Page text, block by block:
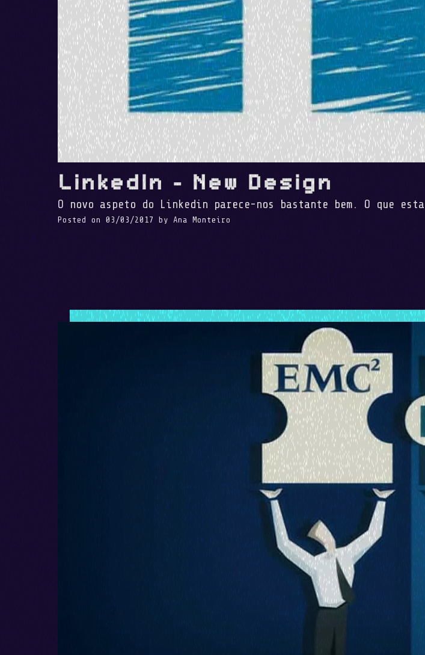
LinkedIn – New Design
O novo aspeto do Linkedin parece-nos bastante bem. O que
Posted on 03/03/2017 by Ana Monteiro